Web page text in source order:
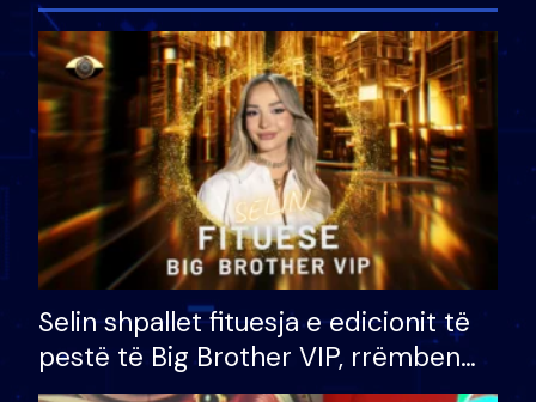
Selin shpallet fituesja e edicionit të
pestë të Big Brother VIP, rrëmben
çmimin e madh prej 100 mijë eurosh